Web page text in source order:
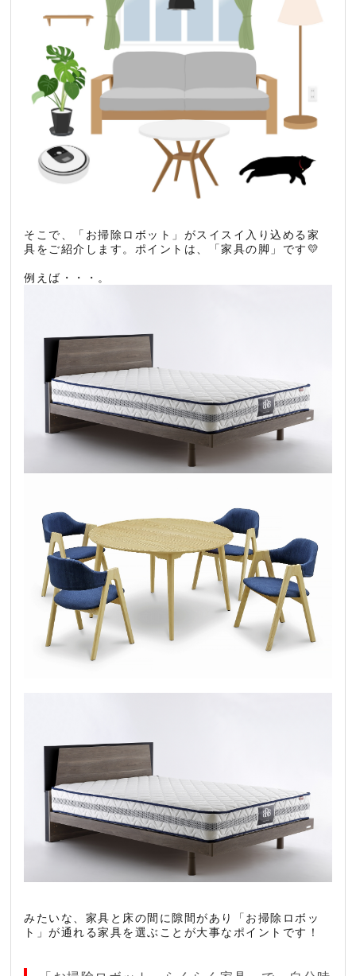
そこで、「お掃除ロボット」がスイスイ入り込める家
具をご紹介します。ポイントは、「家具の脚」です💛
例えば・・・。
みたいな、家具と床の間に隙間があり「お掃除ロボッ
ト」が通れる家具を選ぶことが大事なポイントです！